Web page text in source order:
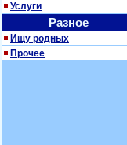
Услуги
Разное
Ищу родных
Прочее